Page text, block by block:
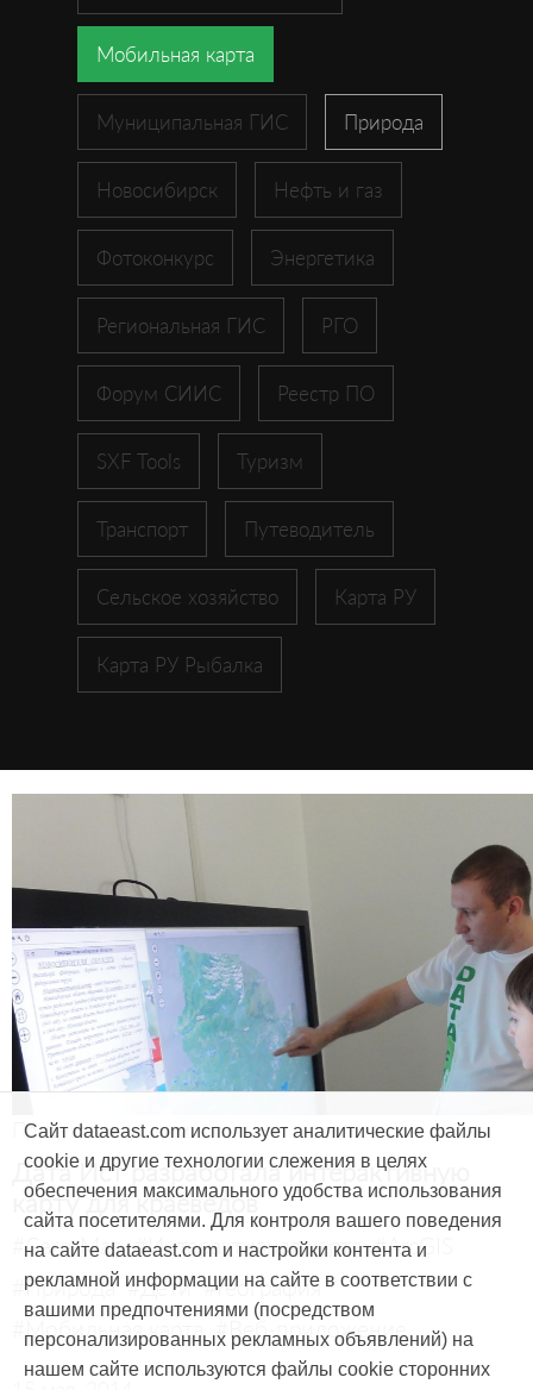
Мобильная карта
Муниципальная ГИС Природа
Новосибирск Нефть и газ
Фотоконкурс Энергетика
Региональная ГИС РГО
Форум СИИС Реестр ПО
SXF Tools Туризм
Транспорт Путеводитель
Сельское хозяйство Карта РУ
Карта РУ Рыбалка
Продукты и услуги
Дата Ист разработала интерактивную
карту для краеведов
#CarryMap #Интерактивная карта #ArcGIS
#Природа #Дети #География
#Мобильная карта #Веб-приложение
Сайт dataeast.com использует аналитические файлы
cookie и другие технологии слежения в целях
обеспечения максимального удобства использования
сайта посетителями. Для контроля вашего поведения
на сайте dataeast.com и настройки контента и
рекламной информации на сайте в соответствии с
вашими предпочтениями (посредством
персонализированных рекламных объявлений) на
нашем сайте используются файлы cookie сторонних